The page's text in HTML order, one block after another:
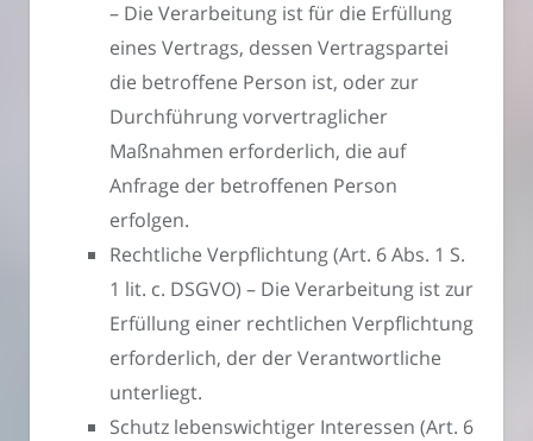
– Die Verarbeitung ist für die Erfüllung
eines Vertrags, dessen Vertragspartei
die betroffene Person ist, oder zur
Durchführung vorvertraglicher
Maßnahmen erforderlich, die auf
Anfrage der betroffenen Person
erfolgen.
Rechtliche Verpflichtung (Art. 6 Abs. 1 S.
1 lit. c. DSGVO) – Die Verarbeitung ist zur
Erfüllung einer rechtlichen Verpflichtung
erforderlich, der der Verantwortliche
unterliegt.
Schutz lebenswichtiger Interessen (Art. 6